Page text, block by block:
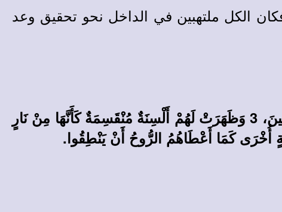
الكل ملتهبين في الداخل نحو تحقيق وعد
2 وَصَارَ بَغْتَةً مِنَ السَّمَاءِ صَوْتٌ كَمَا مِنْ هُبُوبِ رِيحٍ عَاصِفَةٍ وَمَلأَ كُلَّ الْبَيْتِ حَيْثُ كَانُوا جَالِسِينَ، 3 وَظَهَرَتْ لَهُمْ أَلْسِنَةٌ مُنْقَسِمَةٌ كَأَنَّهَا مِنْ نَارٍ